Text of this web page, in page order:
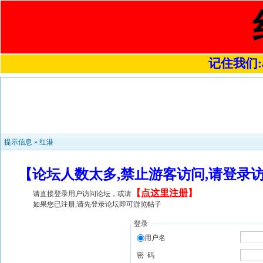
记住我们
提示信息 » 红港
【论坛人数太多,禁止游客访问,请登
请直接登录用户访问论坛，或请 【 点这里注册】
如果您已注册,请先登录论坛即可游览帖子
登录
用户名
密 码